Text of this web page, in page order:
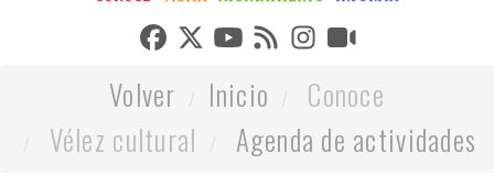
Volver Inicio
Conoce
Vélez cultural
Agenda de actividades